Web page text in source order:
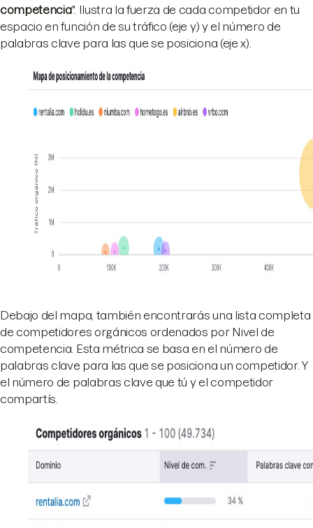
competencia". Ilustra la fuerza de cada competidor en tu
espacio en función de su tráfico (eje y) y el número de
palabras clave para las que se posiciona (eje x).
Debajo del mapa, también encontrarás una lista completa
de competidores orgánicos ordenados por Nivel de
competencia. Esta métrica se basa en el número de
palabras clave para las que se posiciona un competidor. Y
el número de palabras clave que tú y el competidor
compartís.